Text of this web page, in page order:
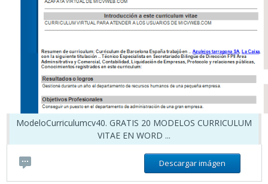
ModeloCurriculumcv40. GRATIS 20 MODELOS CURRICULUM
VITAE EN WORD ...
Descargar imágen